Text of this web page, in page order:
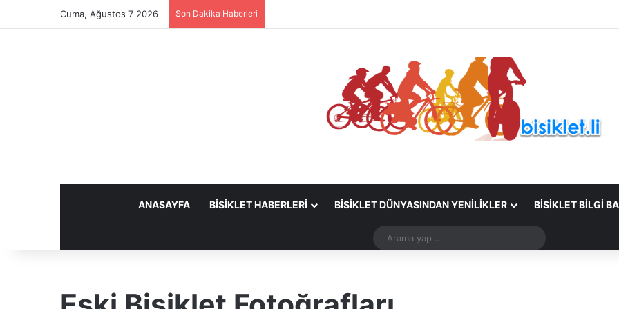
Cuma, Ağustos 7 2026 Son Dakika Haberleri
ANASAYFA BISIKLET HABERLERI BISIKLET DÜNYASINDAN YENILIKLER BISIKLET BILGI